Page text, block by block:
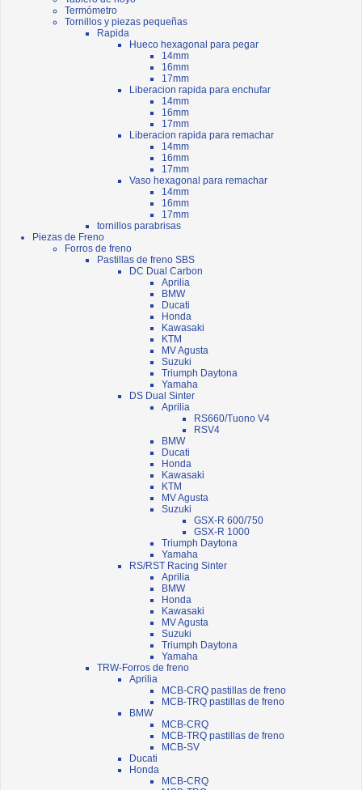
Termómetro
Tornillos y piezas pequeñas
Rapida
Hueco hexagonal para pegar
14mm
16mm
17mm
Liberacion rapida para enchufar
14mm
16mm
17mm
Liberacion rapida para remachar
14mm
16mm
17mm
Vaso hexagonal para remachar
14mm
16mm
17mm
tornillos parabrisas
Piezas de Freno
Forros de freno
Pastillas de freno SBS
DC Dual Carbon
Aprilia
BMW
Ducati
Honda
Kawasaki
KTM
MV Agusta
Suzuki
Triumph Daytona
Yamaha
DS Dual Sinter
Aprilia
RS660/Tuono V4
RSV4
BMW
Ducati
Honda
Kawasaki
KTM
MV Agusta
Suzuki
GSX-R 600/750
GSX-R 1000
Triumph Daytona
Yamaha
RS/RST Racing Sinter
Aprilia
BMW
Honda
Kawasaki
MV Agusta
Suzuki
Triumph Daytona
Yamaha
TRW-Forros de freno
Aprilia
MCB-CRQ pastillas de freno
MCB-TRQ pastillas de freno
BMW
MCB-CRQ
MCB-TRQ pastillas de freno
MCB-SV
Ducati
Honda
MCB-CRQ